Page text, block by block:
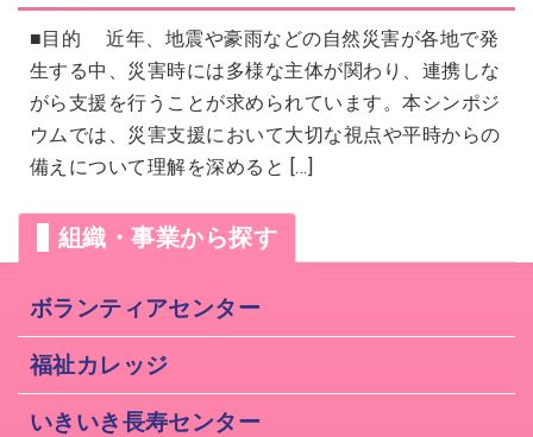
■目的 近年、地震や豪雨などの自然災害が各地で発
生する中、災害時には多様な主体が関わり、連携しな
がら支援を行うことが求められています。本シンポジ
ウムでは、災害支援において大切な視点や平時からの
備えについて理解を深めると […]
組織・事業から探す
ボランティアセンター
福祉カレッジ
いきいき長寿センター